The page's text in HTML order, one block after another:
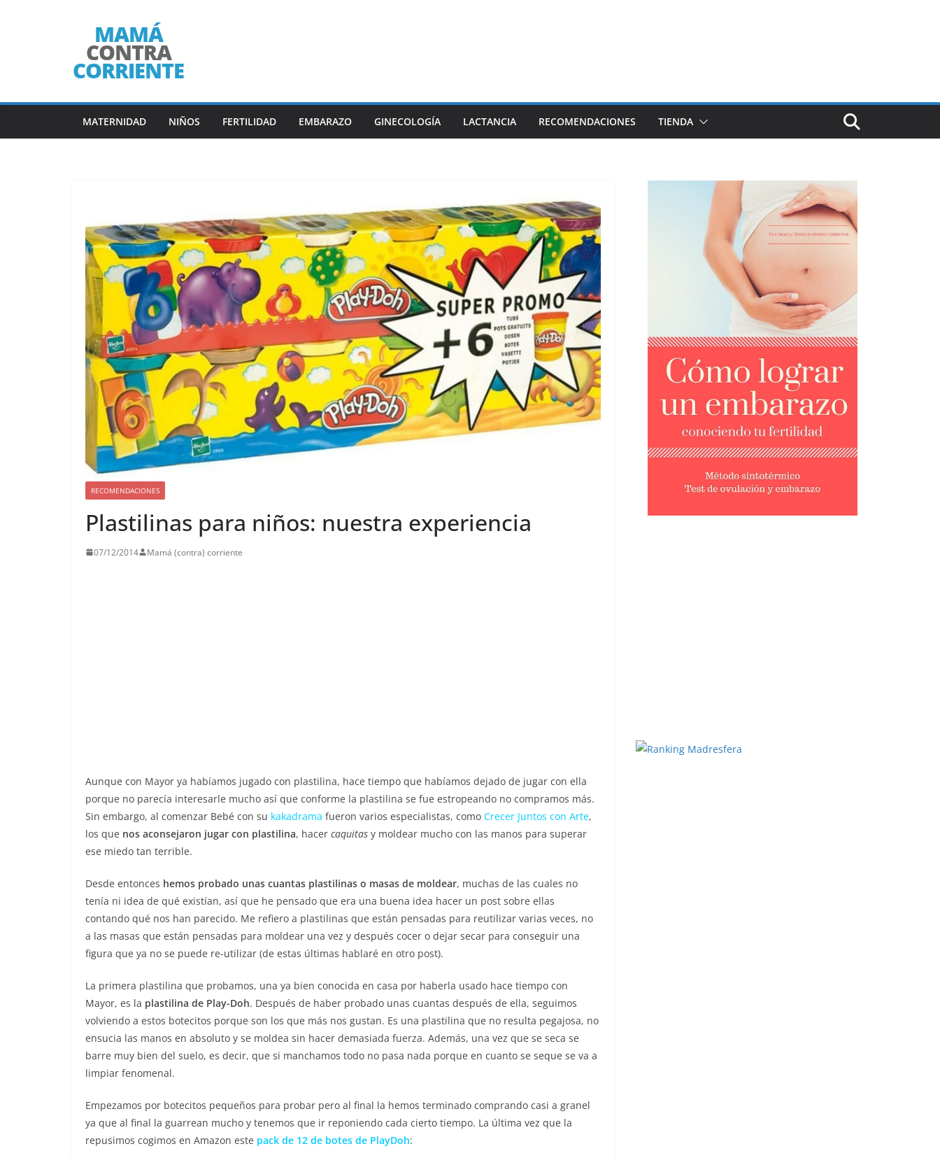
MATERNIDAD NIÑOS FERTILIDAD EMBARAZO GINECOLOGÍA LACTANCIA RECOMENDACIONES TIENDA
RECOMENDACIONES
Plastilinas para niños: nuestra experiencia
07/12/2014 Mamá (contra) corriente
Aunque con Mayor ya habíamos jugado con plastilina, hace tiempo que habíamos dejado de jugar con ella
porque no parecía interesarle mucho así que conforme la plastilina se fue estropeando no compramos más.
Sin embargo, al comenzar Bebé con su kakadrama fueron varios especialistas, como Crecer Juntos con Arte,
los que nos aconsejaron jugar con plastilina, hacer caquitas y moldear mucho con las manos para superar
ese miedo tan terrible.
Desde entonces hemos probado unas cuantas plastilinas o masas de moldear, muchas de las cuales no
tenía ni idea de qué existían, así que he pensado que era una buena idea hacer un post sobre ellas
contando qué nos han parecido. Me refiero a plastilinas que están pensadas para reutilizar varias veces, no
a las masas que están pensadas para moldear una vez y después cocer o dejar secar para conseguir una
figura que ya no se puede re-utilizar (de estas últimas hablaré en otro post).
La primera plastilina que probamos, una ya bien conocida en casa por haberla usado hace tiempo con
Mayor, es la plastilina de Play-Doh. Después de haber probado unas cuantas después de ella, seguimos
volviendo a estos botecitos porque son los que más nos gustan. Es una plastilina que no resulta pegajosa, no
ensucia las manos en absoluto y se moldea sin hacer demasiada fuerza. Además, una vez que se seca se
barre muy bien del suelo, es decir, que si manchamos todo no pasa nada porque en cuanto se seque se va a
limpiar fenomenal.
Empezamos por botecitos pequeños para probar pero al final la hemos terminado comprando casi a granel
ya que al final la guarrean mucho y tenemos que ir reponiendo cada cierto tiempo. La última vez que la
repusimos cogimos en Amazon este pack de 12 de botes de PlayDoh: